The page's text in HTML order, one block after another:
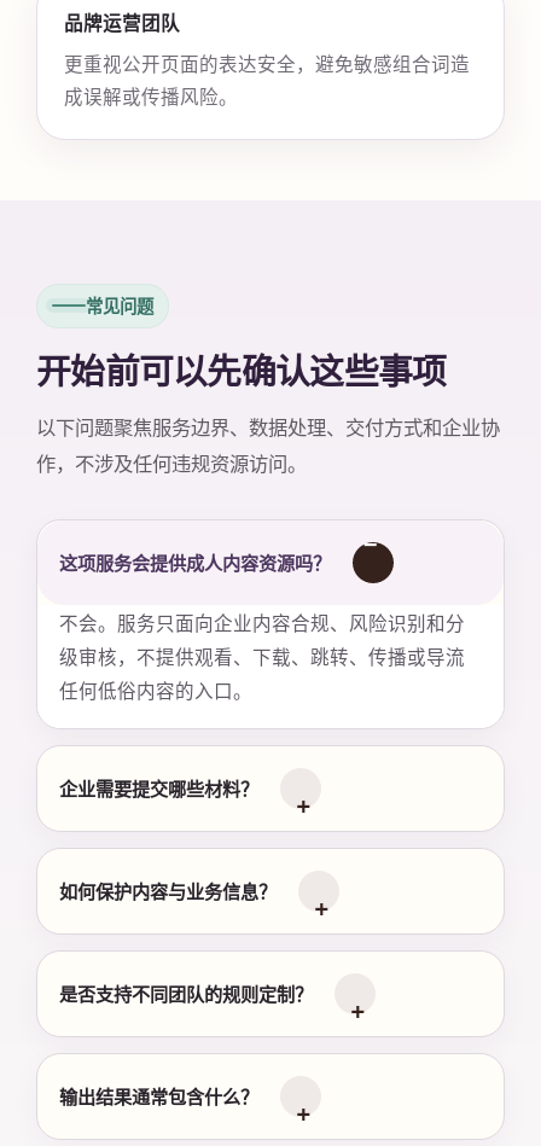
品牌运营团队
更重视公开页面的表达安全，避免敏感组合词造
成误解或传播风险。
常见问题
开始前可以先确认这些事项
以下问题聚焦服务边界、数据处理、交付方式和企业协
作，不涉及任何违规资源访问。
这项服务会提供成人内容资源吗？
不会。服务只面向企业内容合规、风险识别和分
级审核，不提供观看、下载、跳转、传播或导流
任何低俗内容的入口。
企业需要提交哪些材料？
如何保护内容与业务信息？
是否支持不同团队的规则定制？
输出结果通常包含什么？